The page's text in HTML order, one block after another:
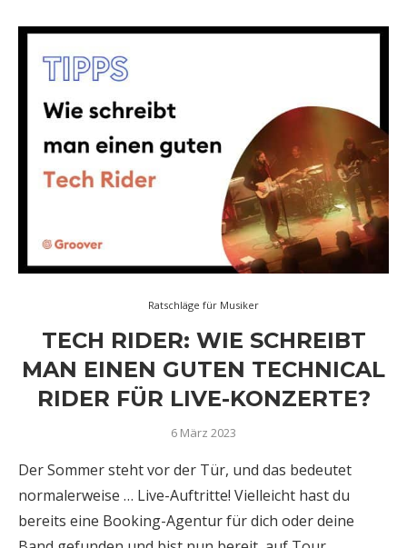
Ratschläge für Musiker
TECH RIDER: WIE SCHREIBT
MAN EINEN GUTEN TECHNICAL
RIDER FÜR LIVE-KONZERTE?
6 März 2023
Der Sommer steht vor der Tür, und das bedeutet
normalerweise … Live-Auftritte! Vielleicht hast du
bereits eine Booking-Agentur für dich oder deine